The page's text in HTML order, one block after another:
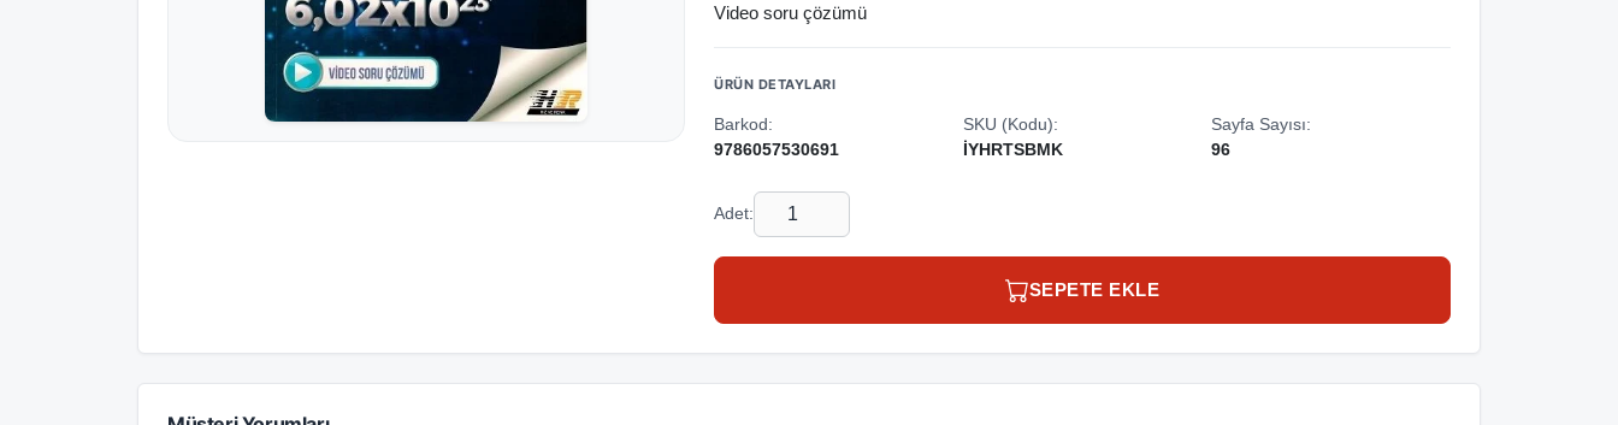
Video soru çözümü
ÜRÜN DETAYLARI
Barkod:
9786057530691
SKU (Kodu):
İYHRTSBMK
Sayfa Sayısı:
96
Adet:
SEPETE EKLE